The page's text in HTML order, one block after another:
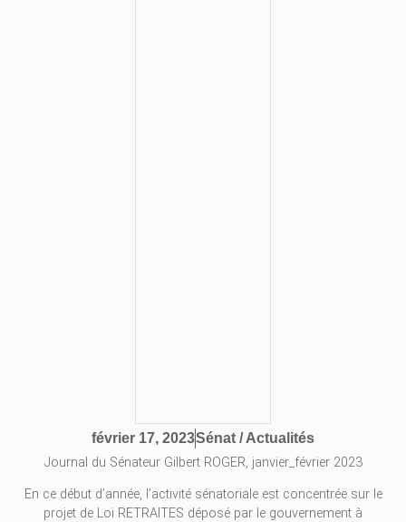
février 17, 2023Sénat / Actualités
Journal du Sénateur Gilbert ROGER, janvier_février 2023
En ce début d’année, l’activité sénatoriale est concentrée sur le
projet de Loi RETRAITES déposé par le gouvernement à